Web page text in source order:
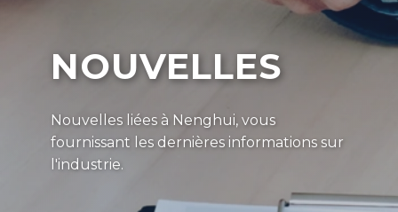
NOUVELLES
Nouvelles liées à Nenghui, vous
fournissant les dernières informations sur
l'industrie.